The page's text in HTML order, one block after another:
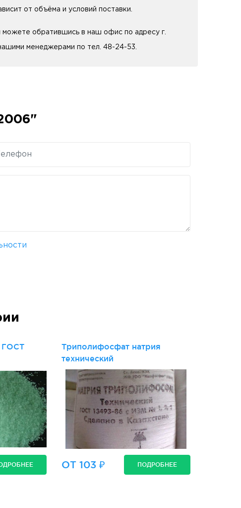
от объёма и условий поставки.
можете обратившись в наш офис по адресу г.
менеджерами по тел. 48-24-53.
ГОСТ
Триполифосфат натрия
технический
ОТ 103 ₽ ПОДРОБНЕЕ